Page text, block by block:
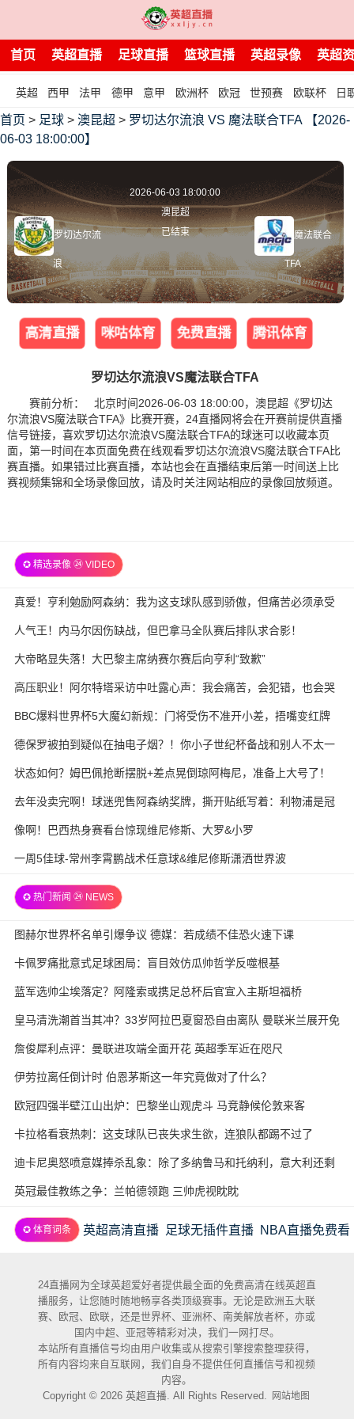
首页 英超直播 足球直播 篮球直播 英超录像 英超
英超 西甲 法甲 德甲 意甲 欧洲杯 欧冠 世预赛 欧联杯 日
首页 > 足球 > 澳昆超 > 罗切达尔流浪 VS 魔法联合TFA 【2026-
06-03 18:00:00】
罗切达尔流
浪
2026-06-03 18:00:00
澳昆超
已结束
魔法联合
TFA
高清直播 咪咕体育 免费直播 腾讯体育
罗切达尔流浪VS魔法联合TFA
赛前分析： 北京时间2026-06-03 18:00:00，澳昆超《罗切达
尔流浪VS魔法联合TFA》比赛开赛，24直播网将会在开赛前提供直播
信号链接，喜欢罗切达尔流浪VS魔法联合TFA的球迷可以收藏本页
面，第一时间在本页面免费在线观看罗切达尔流浪VS魔法联合TFA比
赛直播。如果错过比赛直播，本站也会在直播结束后第一时间送上比
赛视频集锦和全场录像回放，请及时关注网站相应的录像回放频道。
✪ 精选录像 ㉔ VIDEO
真爱！亨利勉励阿森纳：我为这支球队感到骄傲，但痛苦必须承受
人气王！内马尔因伤缺战，但巴拿马全队赛后排队求合影！
大帝略显失落！大巴黎主席纳赛尔赛后向亨利“致歉”
高压职业！阿尔特塔采访中吐露心声：我会痛苦，会犯错，也会哭
BBC爆料世界杯5大魔幻新规：门将受伤不准开小差，捂嘴变红牌
德保罗被拍到疑似在抽电子烟？！你小子世纪杯备战和别人不太一
样
状态如何？姆巴佩抢断摆脱+差点晃倒琼阿梅尼，准备上大号了！
去年没卖完啊！球迷兜售阿森纳奖牌，撕开贴纸写着：利物浦是冠
军
像啊！巴西热身赛看台惊现维尼修斯、大罗&小罗
一周5佳球-常州李霄鹏战术任意球&维尼修斯潇洒世界波
✪ 热门新闻 ㉔ NEWS
图赫尔世界杯名单引爆争议 德媒：若成绩不佳恐火速下课
卡佩罗痛批意式足球困局：盲目效仿瓜帅哲学反噬根基
蓝军选帅尘埃落定？阿隆索或携足总杯后官宣入主斯坦福桥
皇马清洗潮首当其冲？33岁阿拉巴夏窗恐自由离队 曼联米兰展开免
签争夺战
詹俊犀利点评：曼联进攻端全面开花 英超季军近在咫尺
伊劳拉离任倒计时 伯恩茅斯这一年究竟做对了什么？
欧冠四强半壁江山出炉：巴黎坐山观虎斗 马竞静候伦敦来客
卡拉格看衰热刺：这支球队已丧失求生欲，连狼队都踢不过了
迪卡尼奥怒喷意媒捧杀乱象：除了多纳鲁马和托纳利，意大利还剩
几个真球星？
英冠最佳教练之争：兰帕德领跑 三帅虎视眈眈
✪ 体育词条 英超高清直播 足球无插件直播 NBA直播免费看
24直播网为全球英超爱好者提供最全面的免费高清在线英超直
播服务，让您随时随地畅享各类顶级赛事。无论是欧洲五大联
赛、欧冠、欧联，还是世界杯、亚洲杯、南美解放者杯，亦或
国内中超、亚冠等精彩对决，我们一网打尽。
本站所有直播信号均由用户收集或从搜索引擎搜索整理获得，
所有内容均来自互联网，我们自身不提供任何直播信号和视频
内容。
Copyright © 2026 英超直播. All Rights Reserved.
网站地图